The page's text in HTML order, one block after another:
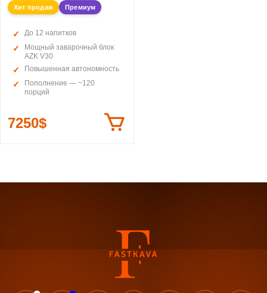
Хит продаж Премиум
До 12 напитков
Мощный заварочный блок
AZK V30
Повышенная автономность
Пополнение — ~120
порций
7250$